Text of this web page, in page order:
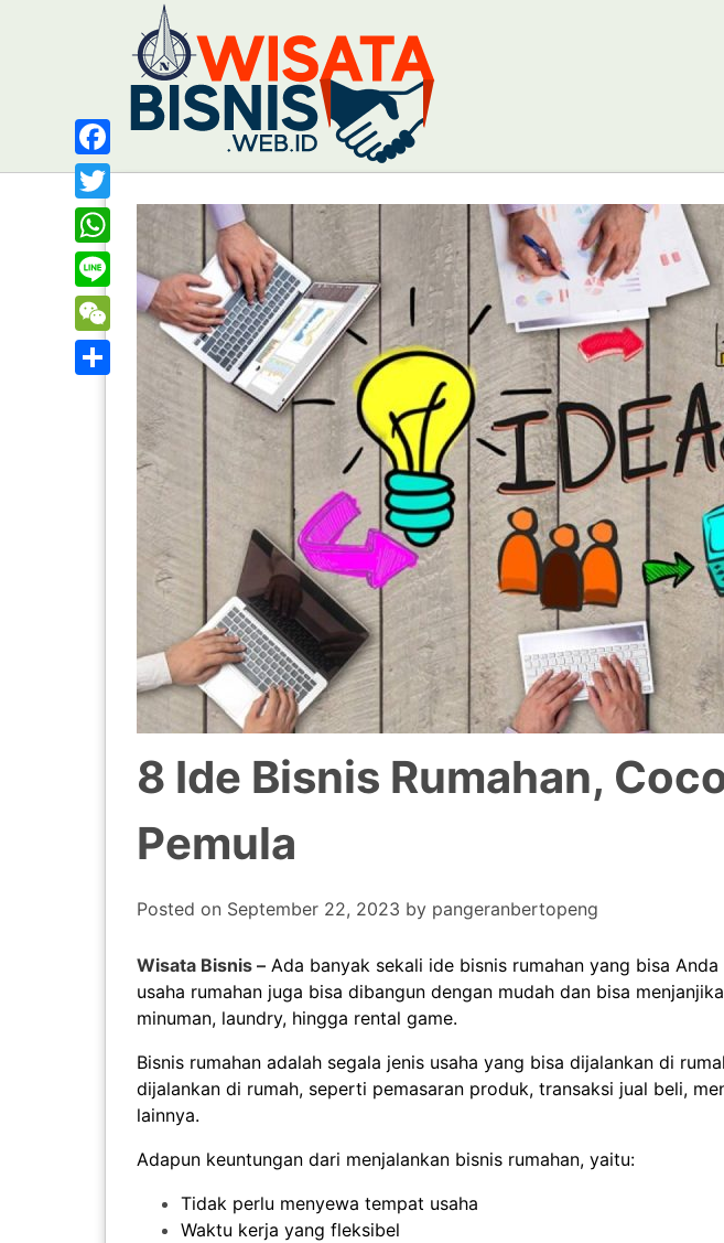
8 Ide Bisnis Rumahan,
Pemula
Posted on September 22, 2023 by pangeranbertopeng
Wisata Bisnis – Ada banyak sekali ide bisnis rumahan yang bisa
usaha rumahan juga bisa dibangun dengan mudah dan bisa
minuman, laundry, hingga rental game.
Bisnis rumahan adalah segala jenis usaha yang bisa dijalankan di
dijalankan di rumah, seperti pemasaran produk, transaksi jual beli,
lainnya.
Adapun keuntungan dari menjalankan bisnis rumahan, yaitu:
Tidak perlu menyewa tempat usaha
Waktu kerja yang fleksibel
Facebook
Twitter
WhatsApp
Line
WeChat